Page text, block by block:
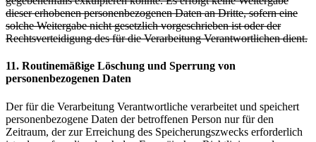
dieser erhobenen personenbezogenen Daten an Dritte, sofern eine
solche Weitergabe nicht gesetzlich vorgeschrieben ist oder der
Rechtsverteidigung des für die Verarbeitung Verantwortlichen dient.
11. Routinemäßige Löschung und Sperrung von
personenbezogenen Daten
Der für die Verarbeitung Verantwortliche verarbeitet und speichert
personenbezogene Daten der betroffenen Person nur für den
Zeitraum, der zur Erreichung des Speicherungszwecks erforderlich